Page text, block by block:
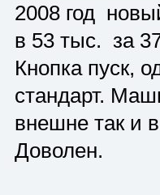
2008 год
в 53 тыс. за
Кнопка пуск,
стандарт.
внешне так и
Доволен.